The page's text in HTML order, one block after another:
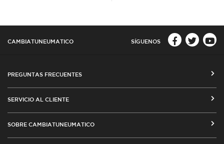
CAMBIATUNEUMATICO SÍGUENOS
PREGUNTAS FRECUENTES
MEDIOS DE PAGO
SERVICIO AL CLIENTE
CAMBIO DE DIRECCIÓN
SOBRE CAMBIATUNEUMATICO